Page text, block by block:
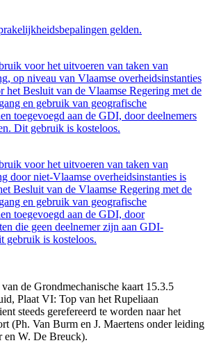
gelden.
voor het uitvoeren van taken van
op niveau van Vlaamse overheidsinstanties
het Besluit van de Vlaamse Regering met de
en gebruik van geografische
toegevoegd aan de GDI, door deelnemers
Dit gebruik is kosteloos.
voor het uitvoeren van taken van
door niet-Vlaamse overheidsinstanties is
Besluit van de Vlaamse Regering met de
en gebruik van geografische
toegevoegd aan de GDI, door
die geen deelnemer zijn aan GDI-
gebruik is kosteloos.
de Grondmechanische kaart 15.3.5
Plaat VI: Top van het Rupeliaan
steeds gerefereerd te worden naar het
(Ph. Van Burm en J. Maertens onder leiding
en W. De Breuck).